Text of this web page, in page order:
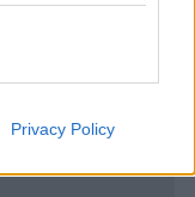
in below Google
Privacy Policy
tanti lag,